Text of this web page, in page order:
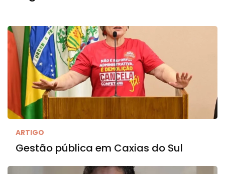
ARTIGO
Gestão pública em Caxias do Sul